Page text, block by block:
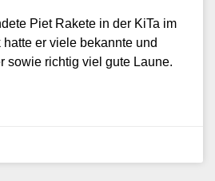
Piet Rakete in der KiTa im
hatte er viele bekannte und
sowie richtig viel gute Laune.